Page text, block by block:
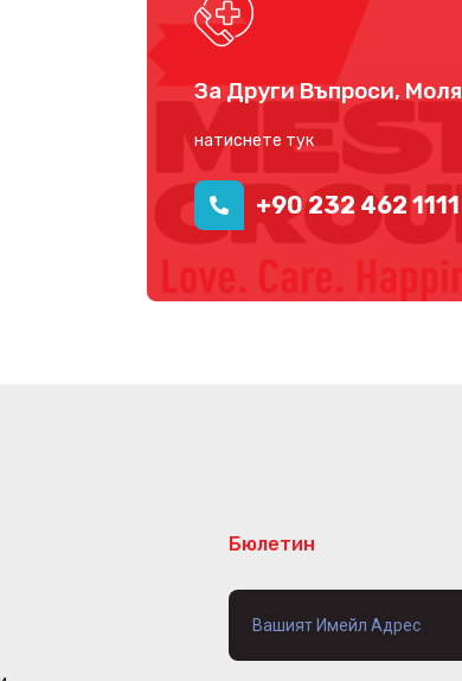
За Други Въпроси, Моля
натиснете тук
+90 232 462 1111
Бюлетин